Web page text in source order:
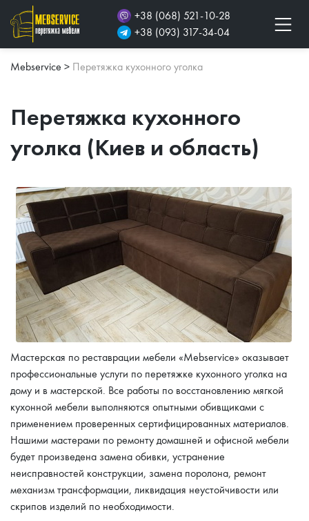
+38 (068) 521-10-28
+38 (093) 317-34-04
Mebservice > Перетяжка кухонного уголка
Перетяжка кухонного
уголка (Киев и область)
Мастерская по реставрации мебели «Mebservice» оказывает
профессиональные услуги по перетяжке кухонного уголка на
дому и в мастерской. Все работы по восстановлению мягкой
кухонной мебели выполняются опытными обивщиками с
применением проверенных сертифицированных материалов.
Нашими мастерами по ремонту домашней и офисной мебели
будет произведена замена обивки, устранение
неисправностей конструкции, замена поролона, ремонт
механизм трансформации, ликвидация неустойчивости или
скрипов изделий по необходимости.